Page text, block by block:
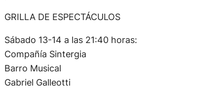
GRILLA DE ESPECTÁCULOS
Sábado 13-14 a las 21:40 horas:
Compañía Sintergia
Barro Musical
Gabriel Galleotti